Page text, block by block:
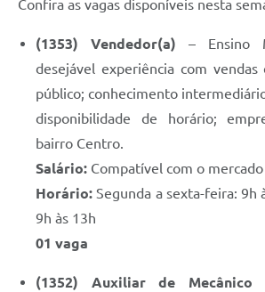
Confira as vagas disponíveis nesta
(1353) Vendedor(a) – Ensino
desejável experiência com
público; conhecimento
disponibilidade de horário;
bairro Centro.
Salário: Compatível com o mercado
Horário: Segunda a sexta-feira: 9h
9h às 13h
01 vaga
(1352) Auxiliar de Mecânico